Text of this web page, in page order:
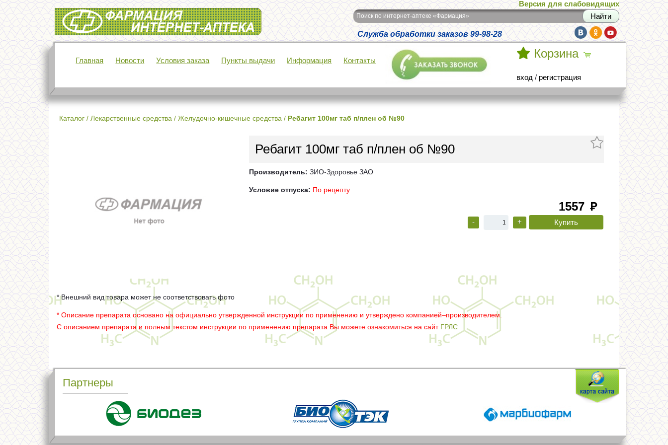
Интернет-аптека Фармация
Версия для слабовидящих
Поиск по интернет-аптеке «Фармация»
Служба обработки заказов 99-98-28
Главная Новости Условия заказа Пункты выдачи Информация Контакты
Корзина
вход / регистрация
Каталог / Лекарственные средства / Желудочно-кишечные средства / Ребагит 100мг таб п/плен об №90
Ребагит 100мг таб п/плен об №90
Производитель: ЗИО-Здоровье ЗАО
Условие отпуска: По рецепту
1557 руб
- +
* Внешний вид товара может не соответствовать фото
* Описание препарата основано на официально утвержденной инструкции по применению и утверждено компанией–производителем.
С описанием препарата и полным текстом инструкции по применению препарата Вы можете ознакомиться на сайт ГРЛС
Партнеры